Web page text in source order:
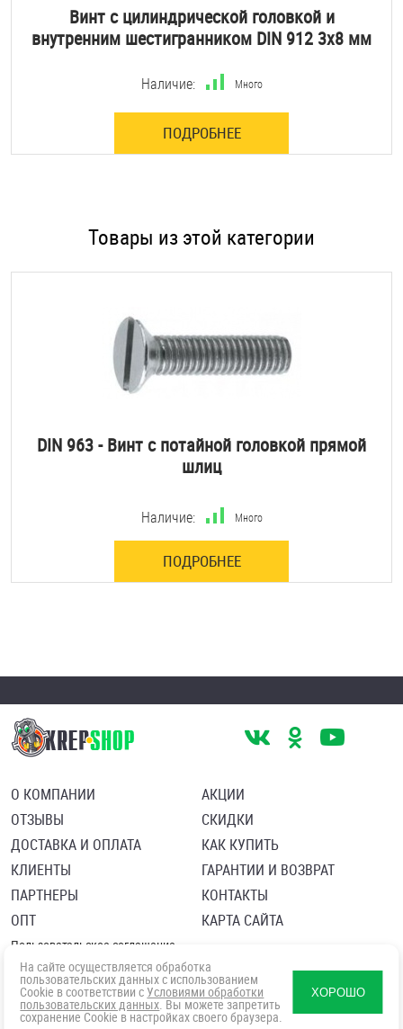
Винт с цилиндрической головкой и
внутренним шестигранником DIN 912 3х8 мм
Наличие: Много
ПОДРОБНЕЕ
Товары из этой категории
DIN 963 - Винт с потайной головкой прямой
шлиц
Наличие: Много
ПОДРОБНЕЕ
О КОМПАНИИ
ОТЗЫВЫ
ДОСТАВКА И ОПЛАТА
КЛИЕНТЫ
ПАРТНЕРЫ
ОПТ
АКЦИИ
СКИДКИ
КАК КУПИТЬ
ГАРАНТИИ И ВОЗВРАТ
КОНТАКТЫ
КАРТА САЙТА
Пользовательское соглашение
Согласие посетителя сайта на обработку персональных данны
На сайте осуществляется обработка
пользовательских данных с использованием
Cookie в соответствии с Условиями обработки
пользовательских данных. Вы можете запретить
сохранение Cookie в настройках своего браузера.
ХОРОШО